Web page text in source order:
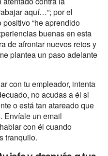
aquí…”; por el
“he aprendido
buenas en esta
de afrontar nuevos retos y
plantea un paso adelante
con tu empleador, intenta
no acudas a él si
o está tan atareado que
Envíale un email
con él cuando
tranquilo.